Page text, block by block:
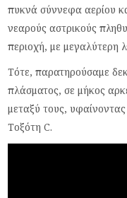
πυκνά σύννεφα αερίου
νεαρούς αστρικούς
περιοχή, με μεγαλύτερη
Τότε, παρατηρούσαμε
πλάσματος, σε μήκος
μεταξύ τους,
Τοξότη C.